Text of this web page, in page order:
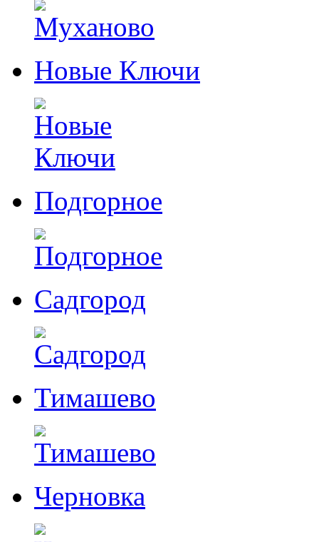
Новые Ключи
Подгорное
Садгород
Тимашево
Черновка